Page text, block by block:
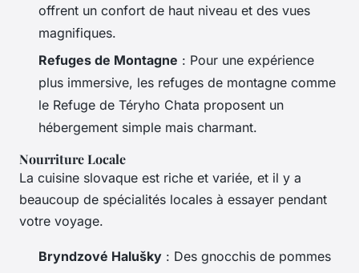
offrent un confort de haut niveau et des vues
magnifiques.
Refuges de Montagne : Pour une expérience
plus immersive, les refuges de montagne comme
le Refuge de Téryho Chata proposent un
hébergement simple mais charmant.
Nourriture Locale
La cuisine slovaque est riche et variée, et il y a
beaucoup de spécialités locales à essayer pendant
votre voyage.
Bryndzové Halušky : Des gnocchis de pommes